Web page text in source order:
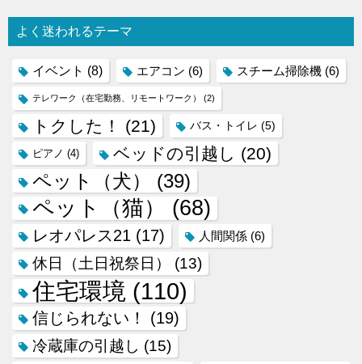
よく迷われるテーマ
イベント (8) エアコン (6) スチーム掃除機 (6)
テレワーク（在宅勤務、リモートワーク） (2)
トクした！ (21) バス・トイレ (5)
ピアノ (4) ベッドの引越し (20)
ペット（犬） (39)
ペット（猫） (68)
レオパレス21 (17) 人間関係 (6)
休日（土日祝祭日） (13)
住宅環境 (110)
信じられない！ (19)
冷蔵庫の引越し (15)